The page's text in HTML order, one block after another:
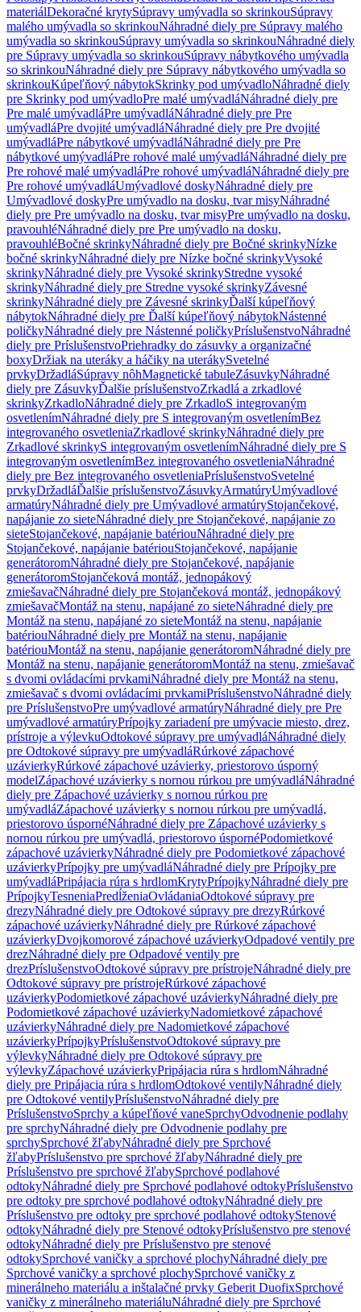
materiálDekoračné krytySúpravy umývadla so skrinkouSúpravy
malého umývadla so skrinkouNáhradné diely pre Súpravy malého
umývadla so skrinkouSúpravy umývadla so skrinkouNáhradné diely
pre Súpravy umývadla so skrinkouSúpravy nábytkového umývadla
so skrinkouNáhradné diely pre Súpravy nábytkového umývadla so
skrinkouKúpeľňový nábytokSkrinky pod umývadloNáhradné diely
pre Skrinky pod umývadloPre malé umývadláNáhradné diely pre
Pre malé umývadláPre umývadláNáhradné diely pre Pre
umývadláPre dvojité umývadláNáhradné diely pre Pre dvojité
umývadláPre nábytkové umývadláNáhradné diely pre Pre
nábytkové umývadláPre rohové malé umývadláNáhradné diely pre
Pre rohové malé umývadláPre rohové umývadláNáhradné diely pre
Pre rohové umývadláUmývadlové doskyNáhradné diely pre
Umývadlové doskyPre umývadlo na dosku, tvar misyNáhradné
diely pre Pre umývadlo na dosku, tvar misyPre umývadlo na dosku,
pravouhléNáhradné diely pre Pre umývadlo na dosku,
pravouhléBočné skrinkyNáhradné diely pre Bočné skrinkyNízke
bočné skrinkyNáhradné diely pre Nízke bočné skrinkyVysoké
skrinkyNáhradné diely pre Vysoké skrinkyStredne vysoké
skrinkyNáhradné diely pre Stredne vysoké skrinkyZávesné
skrinkyNáhradné diely pre Závesné skrinkyĎalší kúpeľňový
nábytokNáhradné diely pre Ďalší kúpeľňový nábytokNástenné
poličkyNáhradné diely pre Nástenné poličkyPríslušenstvoNáhradné
diely pre PríslušenstvoPriehradky do zásuvky a organizačné
boxyDržiak na uteráky a háčiky na uterákySvetelné
prvkyDržadláSúpravy nôhMagnetické tabuleZásuvkyNáhradné
diely pre ZásuvkyĎalšie príslušenstvoZrkadlá a zrkadlové
skrinkyZrkadloNáhradné diely pre ZrkadloS integrovaným
osvetlenímNáhradné diely pre S integrovaným osvetlenímBez
integrovaného osvetleniaZrkadlové skrinkyNáhradné diely pre
Zrkadlové skrinkyS integrovaným osvetlenímNáhradné diely pre S
integrovaným osvetlenímBez integrovaného osvetleniaNáhradné
diely pre Bez integrovaného osvetleniaPríslušenstvoSvetelné
prvkyDržadláĎalšie príslušenstvoZásuvkyArmatúryUmývadlové
armatúryNáhradné diely pre Umývadlové armatúryStojančekové,
napájanie zo sieteNáhradné diely pre Stojančekové, napájanie zo
sieteStojančekové, napájanie batériouNáhradné diely pre
Stojančekové, napájanie batériouStojančekové, napájanie
generátoromNáhradné diely pre Stojančekové, napájanie
generátoromStojančeková montáž, jednopákový
zmiešavačNáhradné diely pre Stojančeková montáž, jednopákový
zmiešavačMontáž na stenu, napájané zo sieteNáhradné diely pre
Montáž na stenu, napájané zo sieteMontáž na stenu, napájanie
batériouNáhradné diely pre Montáž na stenu, napájanie
batériouMontáž na stenu, napájanie generátoromNáhradné diely pre
Montáž na stenu, napájanie generátoromMontáž na stenu, zmiešavač
s dvomi ovládacími prvkamiNáhradné diely pre Montáž na stenu,
zmiešavač s dvomi ovládacími prvkamiPríslušenstvoNáhradné diely
pre PríslušenstvoPre umývadlové armatúryNáhradné diely pre Pre
umývadlové armatúryPrípojky zariadení pre umývacie miesto, drez,
prístroje a výlevkuOdtokové súpravy pre umývadláNáhradné diely
pre Odtokové súpravy pre umývadláRúrkové zápachové
uzávierkyRúrkové zápachové uzávierky, priestorovo úsporný
modelZápachové uzávierky s nornou rúrkou pre umývadláNáhradné
diely pre Zápachové uzávierky s nornou rúrkou pre
umývadláZápachové uzávierky s nornou rúrkou pre umývadlá,
priestorovo úspornéNáhradné diely pre Zápachové uzávierky s
nornou rúrkou pre umývadlá, priestorovo úspornéPodomietkové
zápachové uzávierkyNáhradné diely pre Podomietkové zápachové
uzávierkyPrípojky pre umývadláNáhradné diely pre Prípojky pre
umývadláPripájacia rúra s hrdlomKrytyPrípojkyNáhradné diely pre
PrípojkyTesneniaPredĺženiaOvládaniaOdtokové súpravy pre
drezyNáhradné diely pre Odtokové súpravy pre drezyRúrkové
zápachové uzávierkyNáhradné diely pre Rúrkové zápachové
uzávierkyDvojkomorové zápachové uzávierkyOdpadové ventily pre
drezNáhradné diely pre Odpadové ventily pre
drezPríslušenstvoOdtokové súpravy pre prístrojeNáhradné diely pre
Odtokové súpravy pre prístrojeRúrkové zápachové
uzávierkyPodomietkové zápachové uzávierkyNáhradné diely pre
Podomietkové zápachové uzávierkyNadomietkové zápachové
uzávierkyNáhradné diely pre Nadomietkové zápachové
uzávierkyPrípojkyPríslušenstvoOdtokové súpravy pre
výlevkyNáhradné diely pre Odtokové súpravy pre
výlevkyZápachové uzávierkyPripájacia rúra s hrdlomNáhradné
diely pre Pripájacia rúra s hrdlomOdtokové ventilyNáhradné diely
pre Odtokové ventilyPríslušenstvoNáhradné diely pre
PríslušenstvoSprchy a kúpeľňové vaneSprchyOdvodnenie podlahy
pre sprchyNáhradné diely pre Odvodnenie podlahy pre
sprchySprchové žľabyNáhradné diely pre Sprchové
žľabyPríslušenstvo pre sprchové žľabyNáhradné diely pre
Príslušenstvo pre sprchové žľabySprchové podlahové
odtokyNáhradné diely pre Sprchové podlahové odtokyPríslušenstvo
pre odtoky pre sprchové podlahové odtokyNáhradné diely pre
Príslušenstvo pre odtoky pre sprchové podlahové odtokyStenové
odtokyNáhradné diely pre Stenové odtokyPríslušenstvo pre stenové
odtokyNáhradné diely pre Príslušenstvo pre stenové
odtokySprchové vaničky a sprchové plochyNáhradné diely pre
Sprchové vaničky a sprchové plochySprchové vaničky z
minerálneho materiálu a inštalačné prvky Geberit DuofixSprchové
vaničky z minerálneho materiáluNáhradné diely pre Sprchové